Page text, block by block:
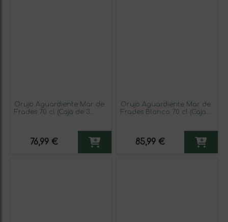
Orujo Aguardiente Mar de
Frades 70 cl (Caja de 3
76,99 €
Orujo Aguardiente Mar de
Frades Blanco 70 cl (Caja
85,99 €